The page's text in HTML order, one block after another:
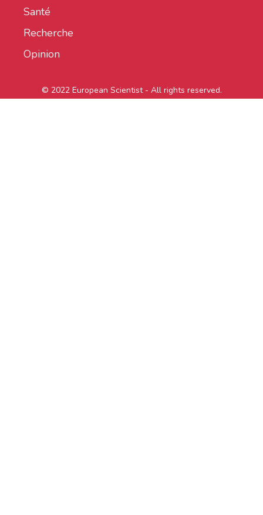
Santé
Recherche
Opinion
© 2022 European Scientist - All rights reserved.